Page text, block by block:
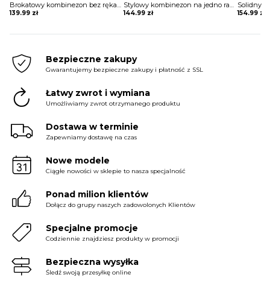
Brokatowy kombinezon bez rękawów z okrągłym dekoltem i cekinami Sheron
139.99 zł
Stylowy kombinezon na jedno ramię z rozcięciem rękawach Rahime
144.99 zł 154.99 zł
Bezpieczne zakupy
Gwarantujemy bezpieczne zakupy i płatność z SSL
Łatwy zwrot i wymiana
Umożliwiamy zwrot otrzymanego produktu
Dostawa w terminie
Zapewniamy dostawę na czas
Nowe modele
Ciągłe nowości w sklepie to nasza specjalność
Ponad milion klientów
Dołącz do grupy naszych zadowolonych Klientów
Specjalne promocje
Codziennie znajdziesz produkty w promocji
Bezpieczna wysyłka
Śledź swoją przesyłkę online